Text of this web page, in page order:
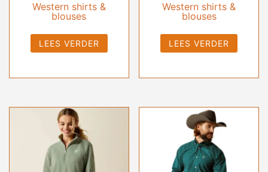
Western shirts &
blouses
LEES VERDER
Western shirts &
blouses
LEES VERDER